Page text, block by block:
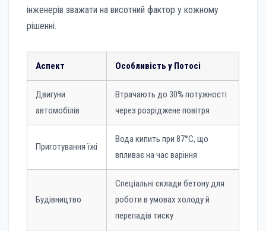
інженерів зважати на висотний фактор у кожному
рішенні.
Аспект Особливість у Потосі
Двигуни
автомобілів
Втрачають до 30% потужності
через розріджене повітря
Приготування їжі
Вода кипить при 87°C, що
впливає на час варіння
Будівництво
Спеціальні склади бетону для
роботи в умовах холоду й
перепадів тиску